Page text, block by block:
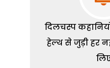
दिलचस्प
हेल्थ से जुड़ी हर